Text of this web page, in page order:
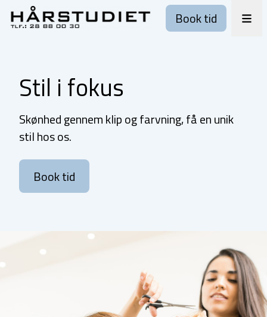
Book tid
Stil i fokus
Skønhed gennem klip og farvning, få en unik
stil hos os.
Book tid